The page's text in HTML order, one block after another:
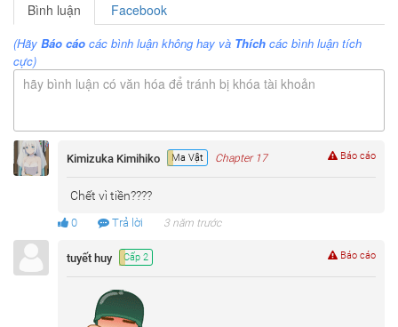
Bình luận
Facebook
(Hãy Báo cáo các bình luận không hay và Thích các bình luận tích
cực)
hãy bình luận có văn hóa để tránh bị khóa tài khoản
Kimizuka Kimihiko Ma Vật Chapter 17
Chết vì tiền????
0 Trả lời 3 năm trước
Báo cáo
tuyết huy Cấp 2 Báo cáo